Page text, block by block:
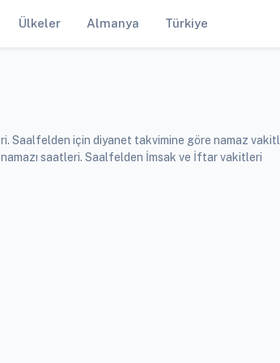
Ülkeler Almanya Türkiye
Saalfelden için diyanet takvimine göre namaz
namazı saatleri. Saalfelden İmsak ve İftar vakitleri